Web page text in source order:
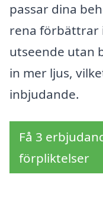
passar dina
rena förbättrar
utseende utan
in mer ljus,
inbjudande.
Få 3
förpliktelser